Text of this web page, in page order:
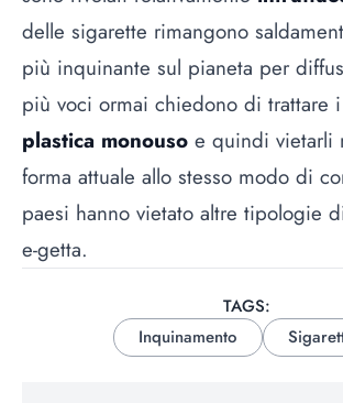
delle sigarette rimangono
più inquinante sul pianeta per
più voci ormai chiedono di trattare
plastica monouso e quindi vietarli
forma attuale allo stesso modo di
paesi hanno vietato altre tipologie
e-getta.
TAGS:
Inquinamento